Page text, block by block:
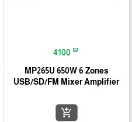
4100 ₪
MP265U 650W 6 Zones
USB/SD/FM Mixer Amplifier
add_shopping_cart